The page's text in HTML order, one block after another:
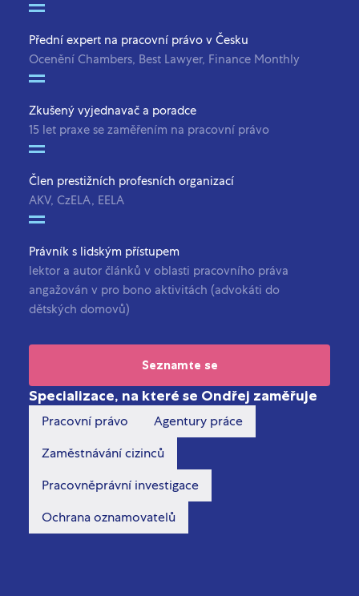
Přední expert na pracovní právo v Česku
Ocenění Chambers, Best Lawyer, Finance Monthly
Zkušený vyjednavač a poradce
15 let praxe se zaměřením na pracovní právo
Člen prestižních profesních organizací
AKV, CzELA, EELA
Právník s lidským přístupem
lektor a autor článků v oblasti pracovního práva
angažován v pro bono aktivitách (advokáti do
dětských domovů)
Seznamte se
Specializace, na které se Ondřej zaměřuje
Pracovní právo
Agentury práce
Zaměstnávání cizinců
Pracovněprávní investigace
Ochrana oznamovatelů